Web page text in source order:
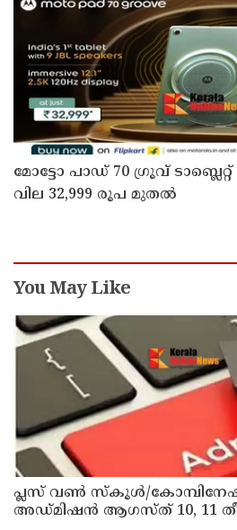
മോട്ടോ പാഡ് 70 ഗ്രൂവ്
വില 32,999 രൂപ മുതൽ
You May Like
പ്ലസ് വൺ സ്‌കൂൾ/
അഡ്മിഷൻ ആഗസ്ത് 10, 11